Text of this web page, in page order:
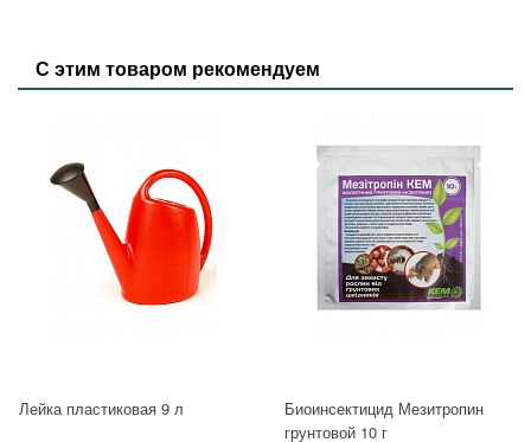
С этим товаром рекомендуем
Лейка пластиковая 9 л
Биоинсектицид Мезитропин
грунтовой 10 г